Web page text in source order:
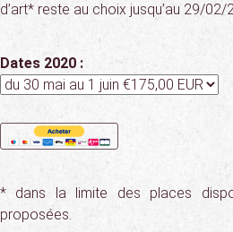
d’art* reste au choix jusqu’au 29/02/
Dates 2020 :
* dans la limite des places
proposées.